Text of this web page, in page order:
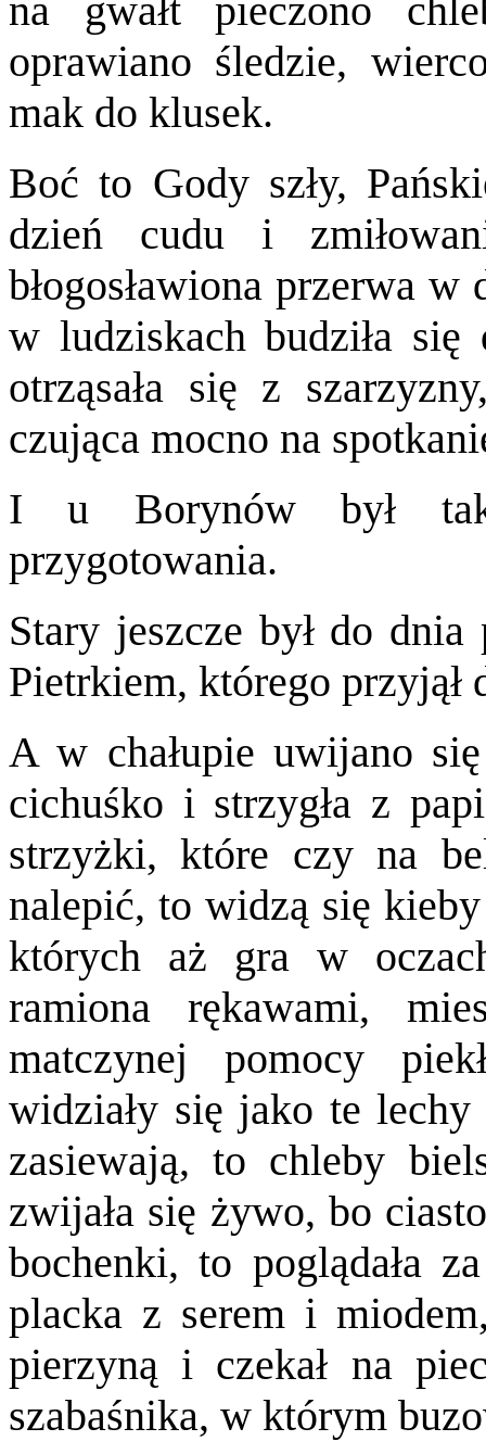
na gwałt pieczono
oprawiano śledzie,
mak do klusek.
Boć to Gody szły,
dzień cudu i
błogosławiona przerwa
w ludziskach budziła się
otrząsała się z
czująca mocno na
I u Borynów był
przygotowania.
Stary jeszcze był do
Pietrkiem, którego
A w chałupie uwijano
cichuśko i strzygła z
strzyżki, które czy na
nalepić, to widzą się
których aż gra w
ramiona rękawami,
matczynej pomocy
widziały się jako te
zasiewają, to chleby
zwijała się żywo, bo
bochenki, to poglądała
placka z serem i
pierzyną i czekał na
szabaśnika, w którym